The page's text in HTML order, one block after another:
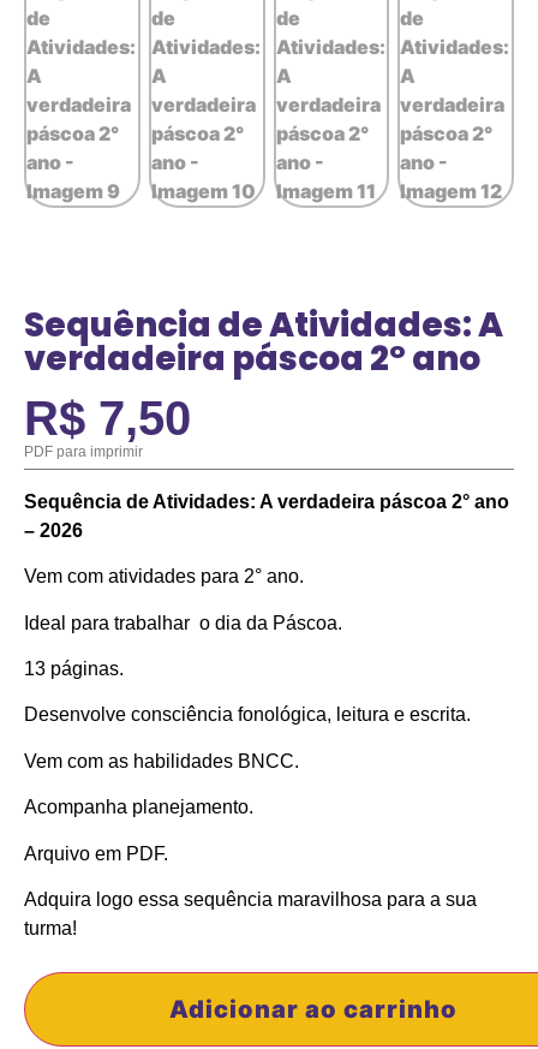
Sequência de Atividades: A
verdadeira páscoa 2° ano
R$ 7,50
PDF para imprimir
Sequência de Atividades: A verdadeira páscoa 2° ano
– 2026
Vem com atividades para 2° ano.
Ideal para trabalhar o dia da Páscoa.
13 páginas.
Desenvolve consciência fonológica, leitura e escrita.
Vem com as habilidades BNCC.
Acompanha planejamento.
Arquivo em PDF.
Adquira logo essa sequência maravilhosa para a sua
turma!
Adicionar ao carrinho